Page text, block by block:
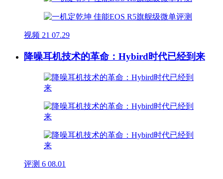
视频 21 07.29
降噪耳机技术的革命：Hybird时代已经到来
评测 6 08.01